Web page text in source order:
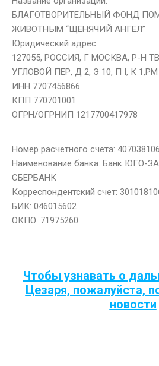
БЛАГОТВОРИТЕЛЬНЫЙ ФОНД
ЖИВОТНЫМ “ЩЕНЯЧИЙ АНГЕЛ”
Юридический адрес:
127055, РОССИЯ, Г МОСКВА, Р-Н
УГЛОВОЙ ПЕР, Д 2, Э 10, П I, К
ИНН 7707456866
КПП 770701001
ОГРН/ОГРНИП 1217700417978
Номер расчетного счета:
Наименование банка: Банк
СБЕРБАНК
Корреспондентский счет:
БИК: 046015602
ОКПО: 71975260
Чтобы узнавать о
Цезаря, пожалуйста,
новости